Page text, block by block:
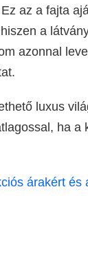
az a fajta
a
azonnal
luxus
ha a
árakért és